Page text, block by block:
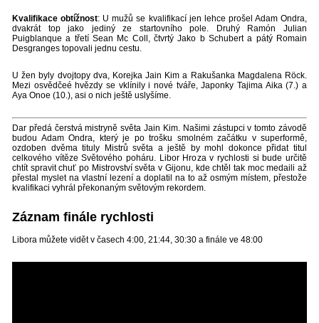
Kvalifikace obtížnost: U mužů se kvalifikací jen lehce prošel Adam Ondra,
dvakrát top jako jediný ze startovního pole. Druhý Ramón Julian
Puigblanque a třetí Sean Mc Coll, čtvrtý Jako b Schubert a pátý Romain
Desgranges topovali jednu cestu.
U žen byly dvojtopy dva, Korejka Jain Kim a Rakušanka Magdalena Röck.
Mezi osvědčeé hvězdy se vklínily i nové tváře, Japonky Tajima Aika (7.) a
Aya Onoe (10.), asi o nich ještě uslyšíme.
Dar předá čerstvá mistryně světa Jain Kim. Našimi zástupci v tomto závodě
budou Adam Ondra, který je po trošku smolném začátku v superformě,
ozdoben dvěma tituly Mistrů světa a ještě by mohl dokonce přidat titul
celkového vítěze Světového poháru. Libor Hroza v rychlosti si bude určitě
chtít spravit chuť po Mistrovství světa v Gijonu, kde chtěl tak moc medaili až
přestal myslet na vlastní lezení a doplatil na to až osmým místem, přestože
kvalifikaci vyhrál překonaným světovým rekordem.
Záznam finále rychlosti
Libora můžete vidět v časech 4:00, 21:44, 30:30 a finále ve 48:00